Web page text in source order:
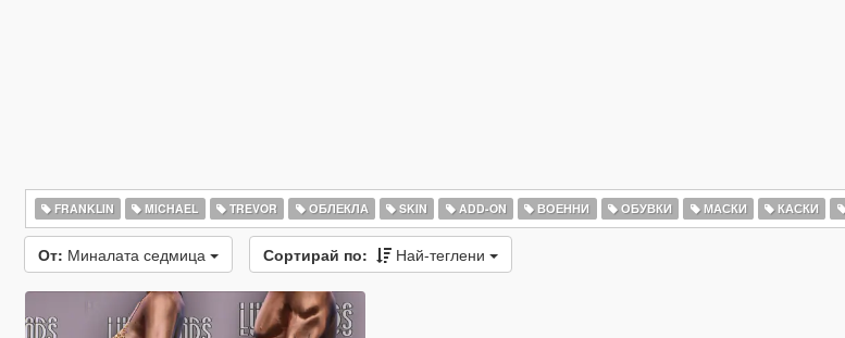
FRANKLIN MICHAEL TREVOR ОБЛЕКЛА SKIN ADD-ON ВОЕННИ ОБУВКИ МАСКИ КАСКИ
От: Миналата седмица Сортирай по: Най-теглени